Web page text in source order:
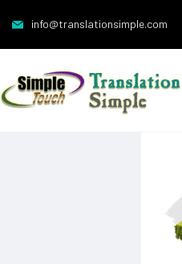
info@translationsimple.com